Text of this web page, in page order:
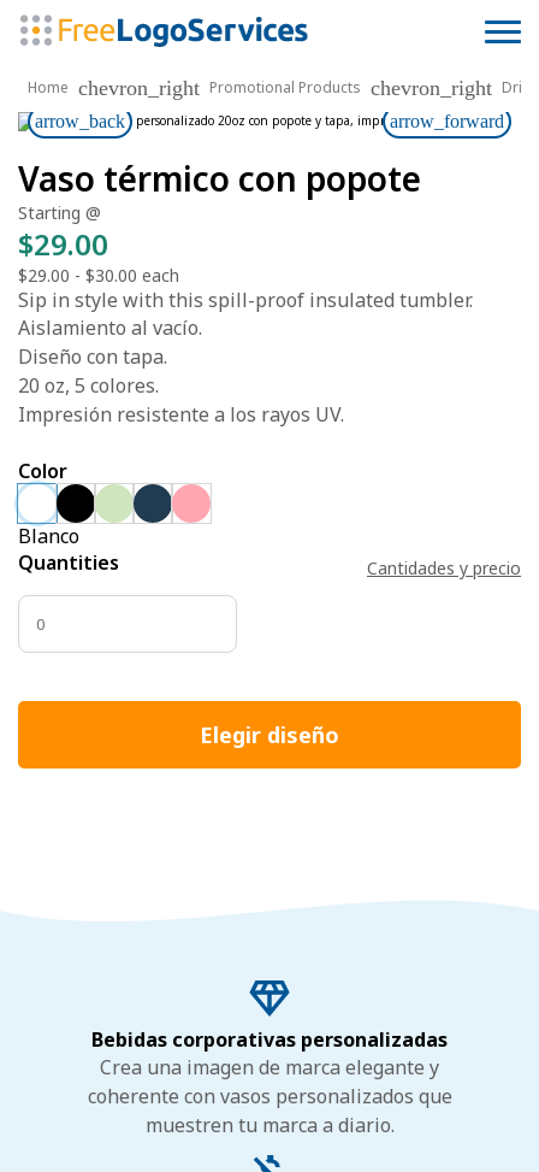
Home chevron_right Promotional Products chevron_right
arrow_back
arrow_forward
Vaso térmico con popote
Starting @
$29.00
$29.00 - $30.00 each
Sip in style with this spill-proof insulated tumbler.
Aislamiento al vacío.
Diseño con tapa.
20 oz, 5 colores.
Impresión resistente a los rayos UV.
Color
Blanco
Quantities
Cantidades y precio
Elegir diseño
Bebidas corporativas personalizadas
Crea una imagen de marca elegante y
coherente con vasos personalizados que
muestren tu marca a diario.